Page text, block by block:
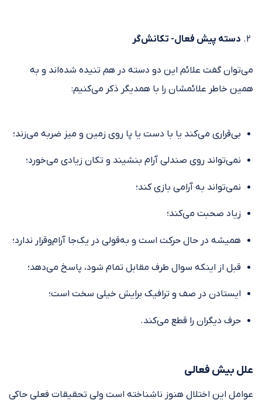
دسته پیش فعال- تکانش‌گر
می‌توان گفت علائم این دو دسته در هم تنیده شده‌اند و به
همین خاطر علائمشان را با همدیگر ذکر می‌کنیم:
بی‌قراری می‌کند یا با دست یا پا روی زمین و میز ضربه می‌زند؛
نمی‌تواند روی صندلی آرام بنشیند و تکان زیادی می‌خورد؛
نمی‌تواند به آرامی بازی کند؛
زیاد صحبت می‌کند؛
همیشه در حال حرکت است و به‌قولی در یک‌جا آرام‌وقرار ندارد؛
قبل از اینکه سوال طرف مقابل تمام شود، پاسخ می‌دهد؛
ایستادن در صف و ترافیک برایش خیلی سخت است؛
حرف دیگران را قطع می‌کند.
علل بیش فعالی
عوامل این اختلال هنوز ناشناخته است ولی تحقیقات فعلی حاکی